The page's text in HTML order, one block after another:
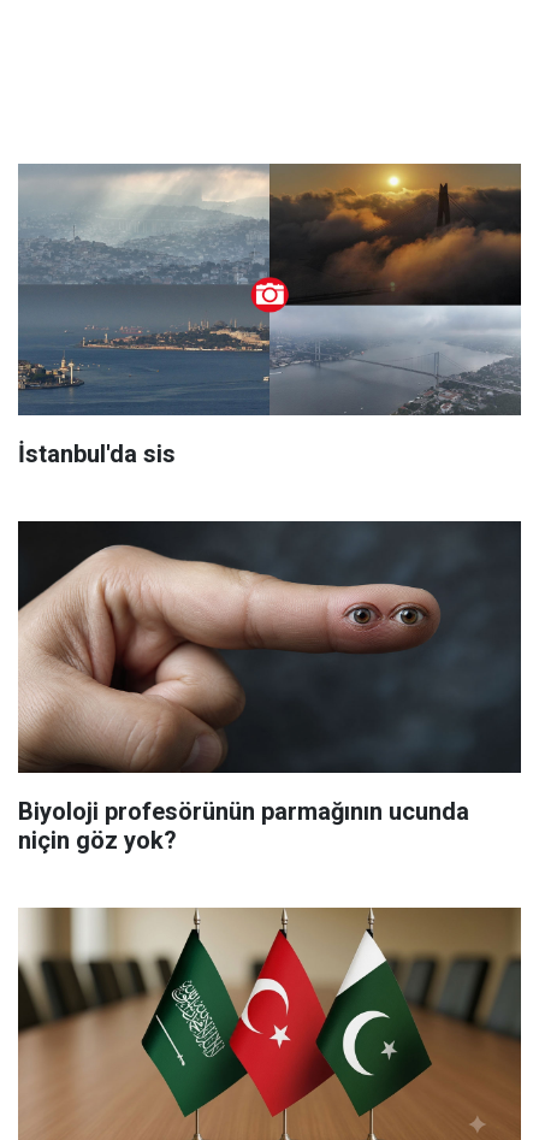
İstanbul'da sis
Biyoloji profesörünün parmağının ucunda
niçin göz yok?